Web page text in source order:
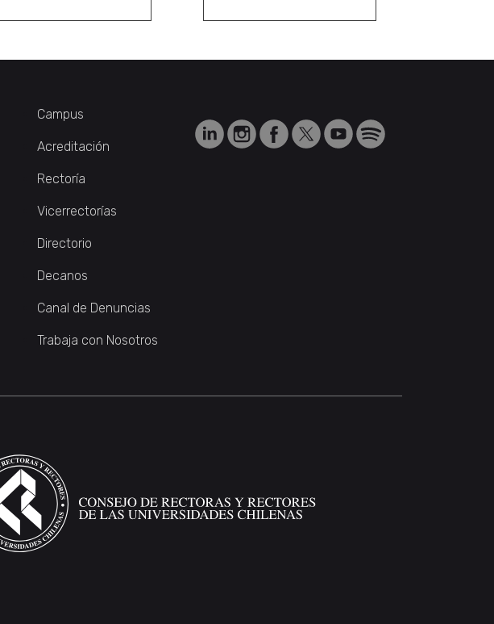
Campus
Acreditación
Rectoría
Vicerrectorías
Directorio
Decanos
Canal de Denuncias
Trabaja con Nosotros